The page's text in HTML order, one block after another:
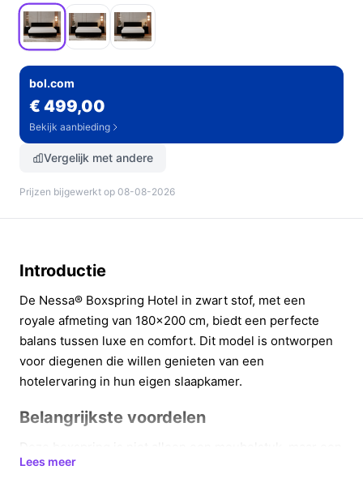
bol.com
€ 499,00
Bekijk aanbieding
Vergelijk met andere
Prijzen bijgewerkt op 08-08-2026
Introductie
De Nessa® Boxspring Hotel in zwart stof, met een
royale afmeting van 180x200 cm, biedt een perfecte
balans tussen luxe en comfort. Dit model is ontworpen
voor diegenen die willen genieten van een
hotelervaring in hun eigen slaapkamer.
Belangrijkste voordelen
investering in jouw slaapkwaliteit. Hier zijn enkele
Lees meer